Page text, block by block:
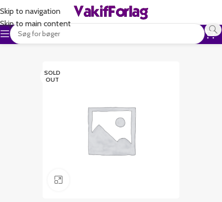
Skip to navigation
Skip to main content
SOLD
OUT